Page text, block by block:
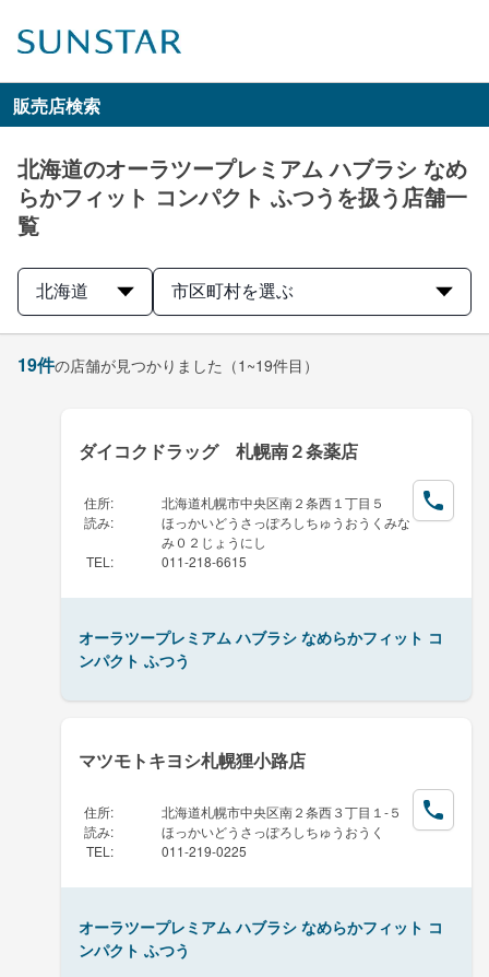
販売店検索
北海道のオーラツープレミアム ハブラシ なめ
らかフィット コンパクト ふつうを扱う店舗一
覧
北海道 市区町村を選ぶ
19件の店舗が見つかりました （1~19件目）
ダイコクドラッグ 札幌南２条薬店
住所:
北海道札幌市中央区南２条西１丁目５
読み:
ほっかいどうさっぽろしちゅうおうくみな
み０２じょうにし
TEL : 011-218-6615
オーラツープレミアム ハブラシ なめらかフィット コ
ンパクト ふつう
マツモトキヨシ札幌狸小路店
住所:
北海道札幌市中央区南２条西３丁目１-５
読み:
ほっかいどうさっぽろしちゅうおうく
TEL : 011-219-0225
オーラツープレミアム ハブラシ なめらかフィット コ
ンパクト ふつう